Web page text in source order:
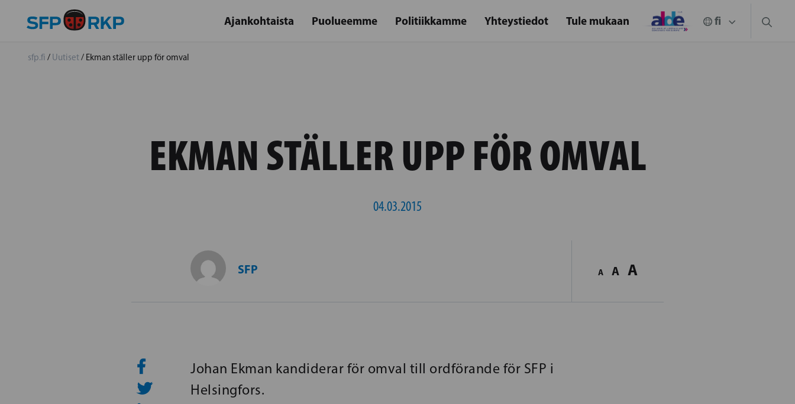
Ajankohtaista Puolueemme Politiikkamme Yhteystiedot Tule mukaan
sfp.fi / Uutiset/ Ekman ställer upp för omval
EKMAN STÄLLER UPP FÖR OMVAL
04.03.2015
SFP A A A
Johan Ekman kandiderar för omval till ordförande för SFP i
Helsingfors.